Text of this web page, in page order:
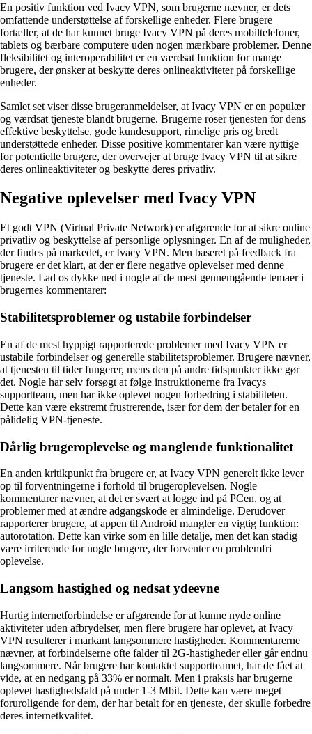
En positiv funktion ved Ivacy VPN, som brugerne nævner, er dets
omfattende understøttelse af forskellige enheder. Flere brugere
fortæller, at de har kunnet bruge Ivacy VPN på deres mobiltelefoner,
tablets og bærbare computere uden nogen mærkbare problemer. Denne
fleksibilitet og interoperabilitet er en værdsat funktion for mange
brugere, der ønsker at beskytte deres onlineaktiviteter på forskellige
enheder.
Samlet set viser disse brugeranmeldelser, at Ivacy VPN er en populær
og værdsat tjeneste blandt brugerne. Brugerne roser tjenesten for dens
effektive beskyttelse, gode kundesupport, rimelige pris og bredt
understøttede enheder. Disse positive kommentarer kan være nyttige
for potentielle brugere, der overvejer at bruge Ivacy VPN til at sikre
deres onlineaktiviteter og beskytte deres privatliv.
Negative oplevelser med Ivacy VPN
Et godt VPN (Virtual Private Network) er afgørende for at sikre online
privatliv og beskyttelse af personlige oplysninger. En af de muligheder,
der findes på markedet, er Ivacy VPN. Men baseret på feedback fra
brugere er det klart, at der er flere negative oplevelser med denne
tjeneste. Lad os dykke ned i nogle af de mest gennemgående temaer i
brugernes kommentarer:
Stabilitetsproblemer og ustabile forbindelser
En af de mest hyppigt rapporterede problemer med Ivacy VPN er
ustabile forbindelser og generelle stabilitetsproblemer. Brugere nævner,
at tjenesten til tider fungerer, mens den på andre tidspunkter ikke gør
det. Nogle har selv forsøgt at følge instruktionerne fra Ivacys
supportteam, men har ikke oplevet nogen forbedring i stabiliteten.
Dette kan være ekstremt frustrerende, især for dem der betaler for en
pålidelig VPN-tjeneste.
Dårlig brugeroplevelse og manglende funktionalitet
En anden kritikpunkt fra brugere er, at Ivacy VPN generelt ikke lever
op til forventningerne i forhold til brugeroplevelsen. Nogle
kommentarer nævner, at det er svært at logge ind på PCen, og at
problemer med at ændre adgangskode er almindelige. Derudover
rapporterer brugere, at appen til Android mangler en vigtig funktion:
autorotation. Dette kan virke som en lille detalje, men det kan stadig
være irriterende for nogle brugere, der forventer en problemfri
oplevelse.
Langsom hastighed og nedsat ydeevne
Hurtig internetforbindelse er afgørende for at kunne nyde online
aktiviteter uden afbrydelser, men flere brugere har oplevet, at Ivacy
VPN resulterer i markant langsommere hastigheder. Kommentarerne
nævner, at forbindelserne ofte falder til 2G-hastigheder eller går endnu
langsommere. Når brugere har kontaktet supportteamet, har de fået at
vide, at en nedgang på 33% er normalt. Men i praksis har brugerne
oplevet hastighedsfald på under 1-3 Mbit. Dette kan være meget
foruroligende for dem, der har betalt for en tjeneste, der skulle forbedre
deres internetkvalitet.